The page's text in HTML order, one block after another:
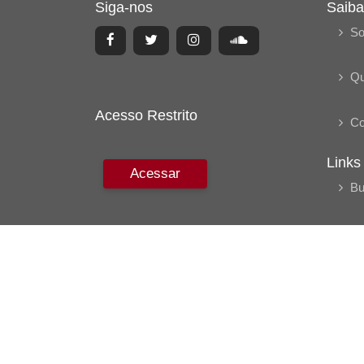
Siga-nos
Acesso Restrito
Acessar